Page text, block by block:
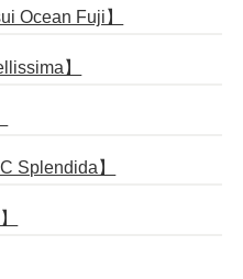
Ocean Fuji】
】
Splendida】